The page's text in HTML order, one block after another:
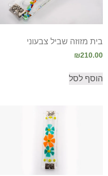
בית מזוזה שביל צבעוני
₪210.00
הוסף לסל